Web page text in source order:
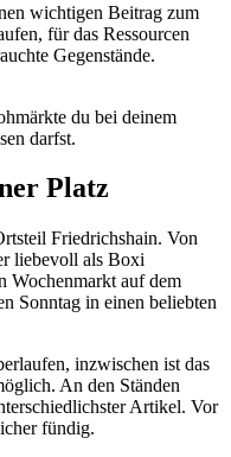
wichtigen Beitrag zum
für das Ressourcen
Gegenstände.
du bei deinem
darfst.
Platz
Friedrichshain. Von
liebevoll als Boxi
Wochenmarkt auf dem
Sonntag in einen beliebten
inzwischen ist das
An den Ständen
Artikel. Vor
fündig.